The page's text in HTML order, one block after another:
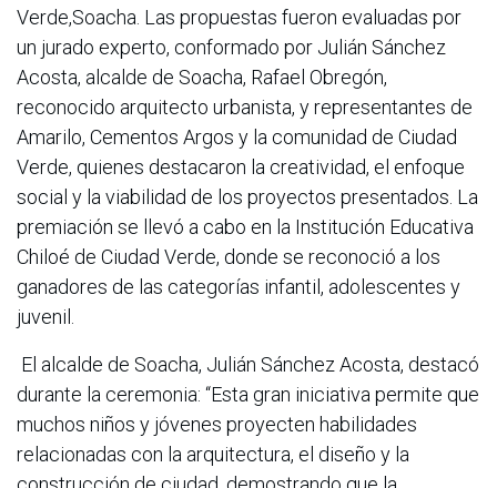
Verde,Soacha. Las propuestas fueron evaluadas por
un jurado experto, conformado por Julián Sánchez
Acosta, alcalde de Soacha, Rafael Obregón,
reconocido arquitecto urbanista, y representantes de
Amarilo, Cementos Argos y la comunidad de Ciudad
Verde, quienes destacaron la creatividad, el enfoque
social y la viabilidad de los proyectos presentados. La
premiación se llevó a cabo en la Institución Educativa
Chiloé de Ciudad Verde, donde se reconoció a los
ganadores de las categorías infantil, adolescentes y
juvenil.
El alcalde de Soacha, Julián Sánchez Acosta, destacó
durante la ceremonia: “Esta gran iniciativa permite que
muchos niños y jóvenes proyecten habilidades
relacionadas con la arquitectura, el diseño y la